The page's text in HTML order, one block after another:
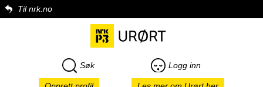
Til nrk.no
Søk Logg inn